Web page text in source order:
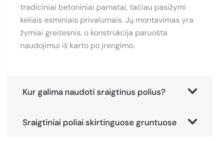
tradiciniai betoniniai pamatai, tačiau pasižymi
keliais esminiais privalumais. Jų montavimas yra
žymiai greitesnis, o konstrukcija paruošta
naudojimui iš karto po įrengimo.
Kur galima naudoti sraigtinus polius?
Sraigtiniai poliai skirtinguose gruntuose